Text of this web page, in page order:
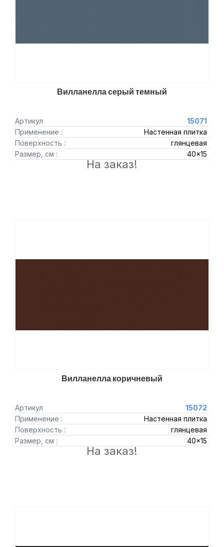
Вилланелла серый темный
Артикул
15071
Применение :
Настенная плитка
Поверхность :
глянцевая
Размер, см :
40x15
На заказ!
Вилланелла коричневый
Артикул
15072
Применение :
Настенная плитка
Поверхность :
глянцевая
Размер, см :
40x15
На заказ!